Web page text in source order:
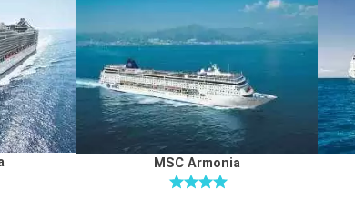
MSC Armonia